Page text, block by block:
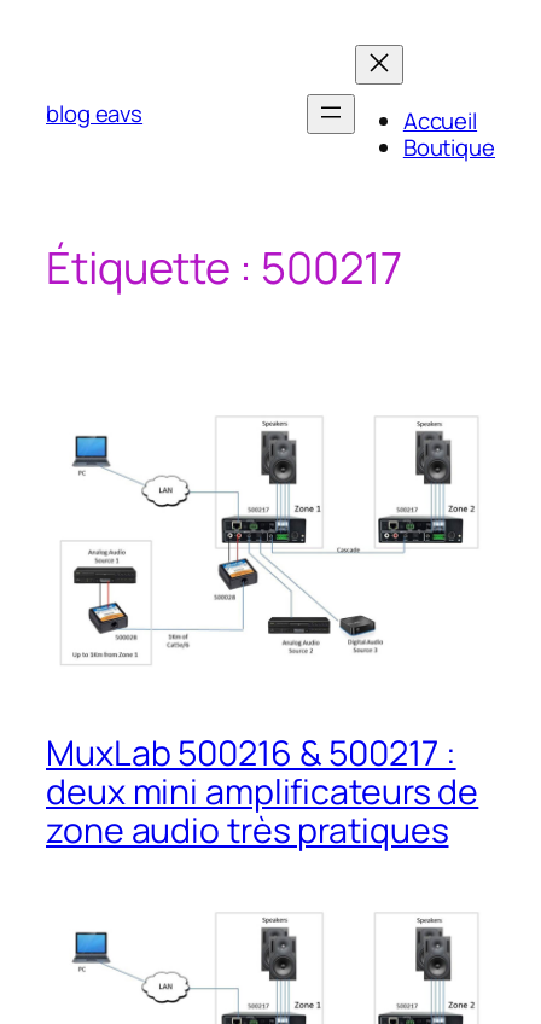
blog eavs
Accueil
Boutique
Étiquette : 500217
MuxLab 500216 & 500217 :
deux mini amplificateurs de
zone audio très pratiques